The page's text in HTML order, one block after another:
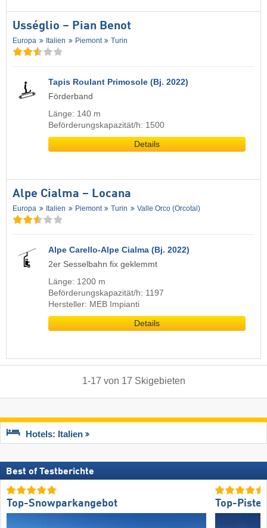
Usséglio – Pian Benot
Europa Italien Piemont Turin
Tapis Roulant Primosole (Bj. 2022)
Förderband
Länge: 140 m
Beförderungskapazität/h: 1500
Details
Alpe Cialma – Locana
Europa Italien Piemont Turin Valle Orco (Orcotal)
Alpe Carello-Alpe Cialma (Bj. 2022)
2er Sesselbahn fix geklemmt
Länge: 1200 m
Beförderungskapazität/h: 1197
Hersteller: MEB Impianti
Details
1-17 von 17 Skigebieten
Hotels: Italien
Best of Testberichte
Top-Snowparkangebot Top-